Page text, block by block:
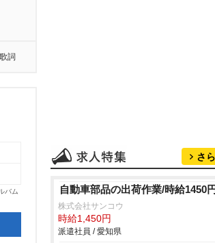
歌詞
バム
さ
自動車部品の出荷作業/時給1450
株式会社サンコウ
時給1,450円
派遣社員 / 愛知県